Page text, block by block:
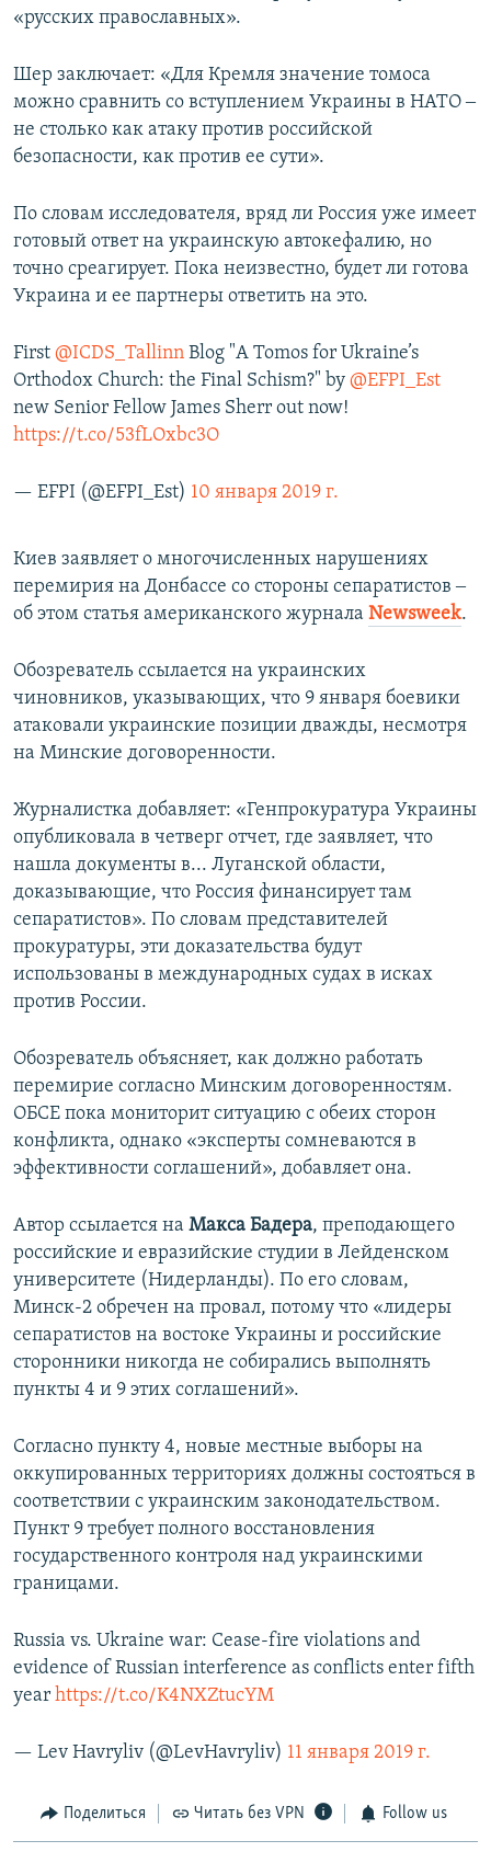
«русских православных».
Шер заключает: «Для Кремля значение томоса
можно сравнить со вступлением Украины в НАТО ‒
не столько как атаку против российской
безопасности, как против ее сути».
По словам исследователя, вряд ли Россия уже имеет
готовый ответ на украинскую автокефалию, но
точно среагирует. Пока неизвестно, будет ли готова
Украина и ее партнеры ответить на это.
First @ICDS_Tallinn Blog "A Tomos for Ukraine’s
Orthodox Church: the Final Schism?" by @EFPI_Est
new Senior Fellow James Sherr out now!
https://t.co/53fLOxbc3O
— EFPI (@EFPI_Est) 10 января 2019 г.
Киев заявляет о многочисленных нарушениях
перемирия на Донбассе со стороны сепаратистов ‒
об этом статья американского журнала Newsweek.
Обозреватель ссылается на украинских
чиновников, указывающих, что 9 января боевики
атаковали украинские позиции дважды, несмотря
на Минские договоренности.
Журналистка добавляет: «Генпрокуратура Украины
опубликовала в четверг отчет, где заявляет, что
нашла документы в... Луганской области,
доказывающие, что Россия финансирует там
сепаратистов». По словам представителей
прокуратуры, эти доказательства будут
использованы в международных судах в исках
против России.
Обозреватель объясняет, как должно работать
перемирие согласно Минским договоренностям.
ОБСЕ пока мониторит ситуацию с обеих сторон
конфликта, однако «эксперты сомневаются в
эффективности соглашений», добавляет она.
Автор ссылается на Макса Бадера, преподающего
российские и евразийские студии в Лейденском
университете (Нидерланды). По его словам,
Минск-2 обречен на провал, потому что «лидеры
сепаратистов на востоке Украины и российские
сторонники никогда не собирались выполнять
пункты 4 и 9 этих соглашений».
Согласно пункту 4, новые местные выборы на
оккупированных территориях должны состояться в
соответствии с украинским законодательством.
Пункт 9 требует полного восстановления
государственного контроля над украинскими
границами.
Russia vs. Ukraine war: Cease-fire violations and
evidence of Russian interference as conflicts enter fifth
year https://t.co/K4NXZtucYM
— Lev Havryliv (@LevHavryliv) 11 января 2019 г.
Поделиться Читать без VPN Follow us